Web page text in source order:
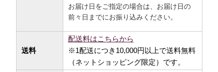
お届け日をご指定の場合は、お届け日の
前々日までにお振り込みください。
送料
配送料はこちらから
※1配送につき10,000円以上で送料無料
（ネットショッピング限定）です。